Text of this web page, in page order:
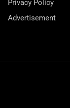
Privacy Policy
Advertisement